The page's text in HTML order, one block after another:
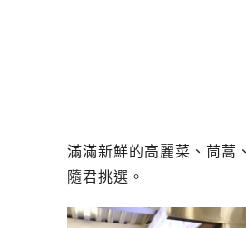
滿滿新鮮的高麗菜、茼蒿
隨君挑選。